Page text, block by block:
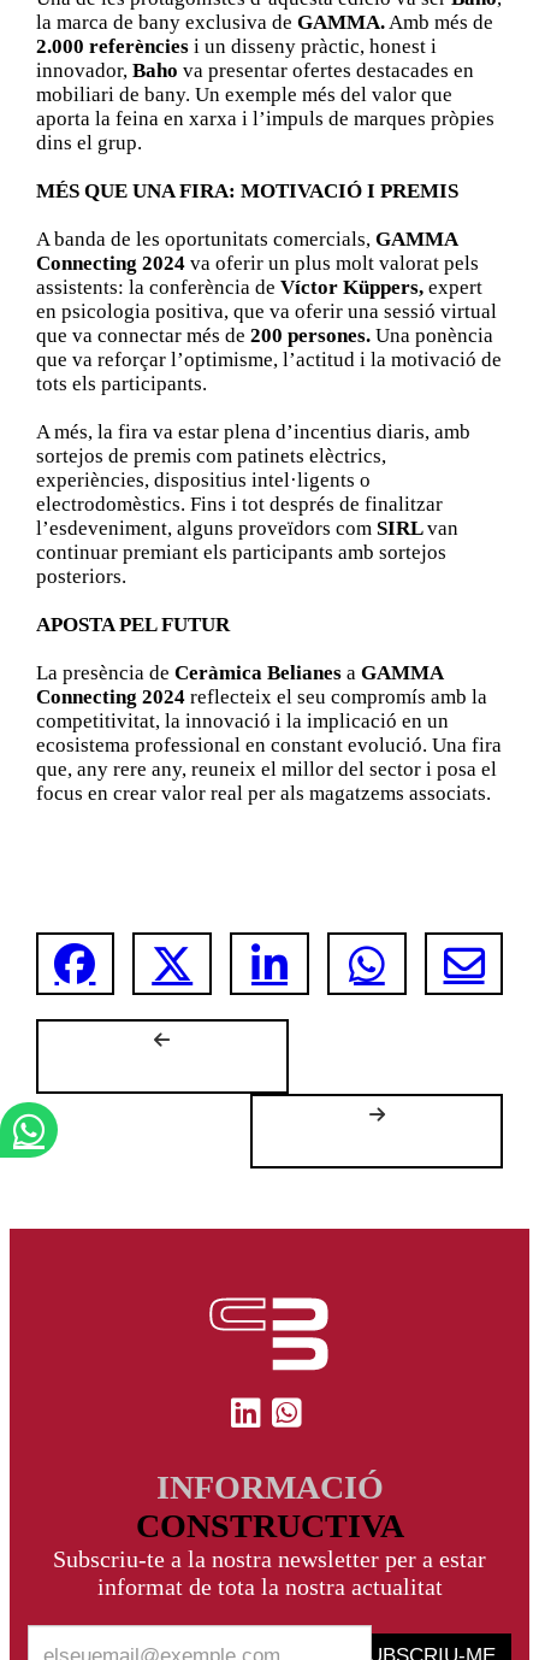
la marca de bany exclusiva de GAMMA.Amb més de
2.000 referènciesi un disseny pràctic, honest i
innovador, Baho va presentar ofertes destacades en
mobiliari de bany. Un exemple més del valor que
aporta la feina en xarxa i l’impuls de marques pròpies
dins el grup.
MÉS QUE UNA FIRA: MOTIVACIÓ I PREMIS
A banda de les oportunitats comercials, GAMMA
Connecting 2024 va oferir un plus molt valorat pels
assistents: la conferència de Víctor Küppers,expert
en psicologia positiva, que va oferir una sessió virtual
que va connectar més de 200 persones.Una ponència
que va reforçar l’optimisme, l’actitud i la motivació de
tots els participants.
A més, la fira va estar plena d’incentius diaris, amb
sortejos de premis com patinets elèctrics,
experiències, dispositius intel·ligents o
electrodomèstics. Fins i tot després de finalitzar
l’esdeveniment, alguns proveïdors com SIRLvan
continuar premiant els participants amb sortejos
posteriors.
APOSTA PEL FUTUR
La presència de Ceràmica Belianesa GAMMA
Connecting 2024reflecteix el seu compromís amb la
competitivitat, la innovació i la implicació en un
ecosistema professional en constant evolució. Una fira
que, any rere any, reuneix el millor del sector i posa el
focus en crear valor real per als magatzems associats.
INFORMACIÓ
CONSTRUCTIVA
Subscriu-te a la nostra newsletter per a estar
informat de tota la nostra actualitat